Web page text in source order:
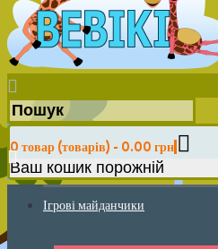
0 товар (товарів) - 0.00 грн
Ваш кошик порожній
Ігрові майданчики